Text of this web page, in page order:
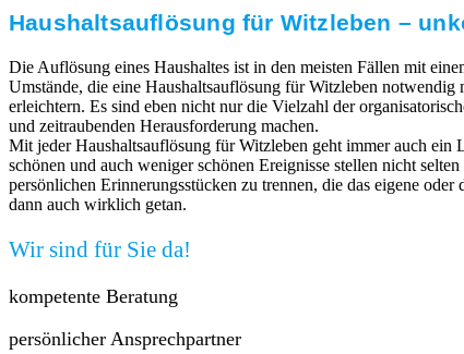
Haushaltsauflösung für Witzleben –
Die Auflösung eines Haushaltes ist in den meisten Fällen mit
Umstände, die eine Haushaltsauflösung für Witzleben
erleichtern. Es sind eben nicht nur die Vielzahl der
und zeitraubenden Herausforderung machen.
Mit jeder Haushaltsauflösung für Witzleben geht immer auch ein
schönen und auch weniger schönen Ereignisse stellen nicht
persönlichen Erinnerungsstücken zu trennen, die das eigene
dann auch wirklich getan.
Wir sind für Sie da!
kompetente Beratung
persönlicher Ansprechpartner